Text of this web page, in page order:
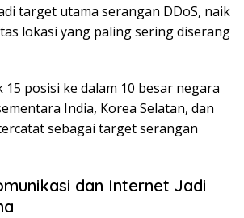
target utama serangan DDoS, naik
lokasi yang paling sering diserang
posisi ke dalam 10 besar negara
India, Korea Selatan, dan
sebagai target serangan
dan Internet Jadi